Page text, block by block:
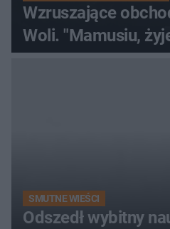
Wzruszające
Woli. "Mamusiu,
SMUTNE WIEŚCI
Odszedł wybitny